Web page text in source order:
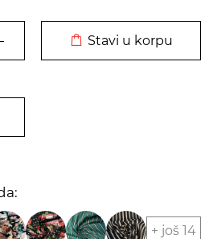
Stavi u korpu
+ još 14